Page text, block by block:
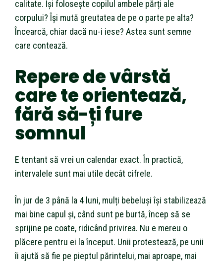
calitate. Își folosește copilul ambele părți ale
corpului? Își mută greutatea de pe o parte pe alta?
Încearcă, chiar dacă nu-i iese? Astea sunt semne
care contează.
Repere de vârstă
care te orientează,
fără să-ți fure
somnul
E tentant să vrei un calendar exact. În practică,
intervalele sunt mai utile decât cifrele.
În jur de 3 până la 4 luni, mulți bebeluși își stabilizează
mai bine capul și, când sunt pe burtă, încep să se
sprijine pe coate, ridicând privirea. Nu e mereu o
plăcere pentru ei la început. Unii protestează, pe unii
îi ajută să fie pe pieptul părintelui, mai aproape, mai